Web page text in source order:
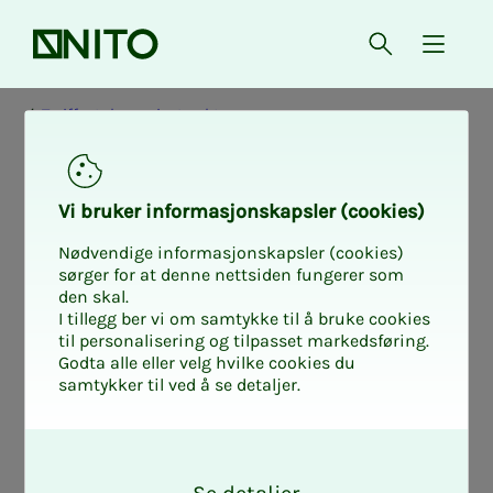
Forsiden Åpne søk
{
Tariffavtaler - privat sektor
Ho­ved­­­av­ta­­­le Fi­­­
nans Nor­­­ge -
NITO
Vi bru­­­ker in­­­for­­­ma­­­sjons­­­kaps­­­­­ler (cookies)
Nødvendige informasjonskapsler (cookies)
sørger for at denne nettsiden fungerer som
den skal.
I tillegg ber vi om samtykke til å bruke cookies
til personalisering og tilpasset markedsføring.
Godta alle eller velg hvilke cookies du
samtykker til ved å se detaljer.